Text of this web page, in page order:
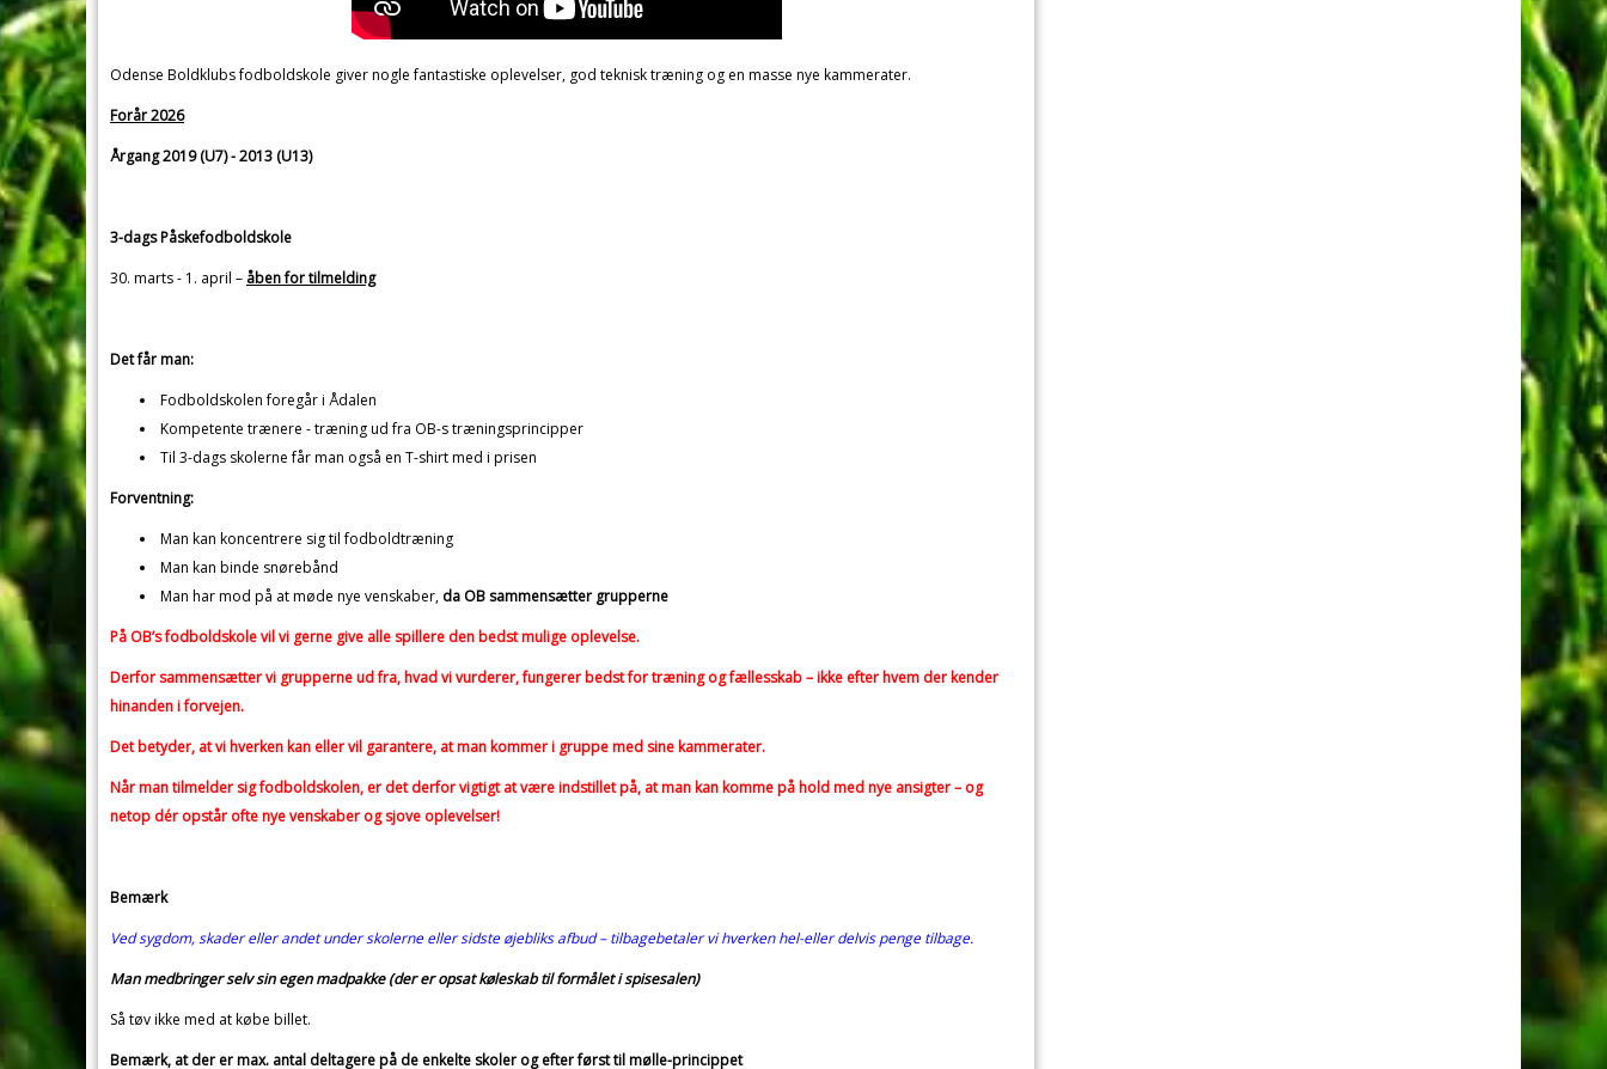
Odense Boldklubs fodboldskole giver nogle fantastiske oplevelser, god teknisk træning og en masse nye kammerater.
Forår 2026
Årgang 2019 (U7) - 2013 (U13)
3-dags Påskefodboldskole
30. marts - 1. april – åben for tilmelding
Det får man:
Fodboldskolen foregår i Ådalen
Kompetente trænere - træning ud fra OB-s træningsprincipper
Til 3-dags skolerne får man også en T-shirt med i prisen
Forventning:
Man kan koncentrere sig til fodboldtræning
Man kan binde snørebånd
Man har mod på at møde nye venskaber, da OB sammensætter grupperne
På OB’s fodboldskole vil vi gerne give alle spillere den bedst mulige oplevelse.
Derfor sammensætter vi grupperne ud fra, hvad vi vurderer, fungerer bedst for træning og fællesskab – ikke efter hvem der kender
hinanden i forvejen.
Det betyder, at vi hverken kan eller vil garantere, at man kommer i gruppe med sine kammerater.
Når man tilmelder sig fodboldskolen, er det derfor vigtigt at være indstillet på, at man kan komme på hold med nye ansigter – og
netop dér opstår ofte nye venskaber og sjove oplevelser!
Bemærk
Ved sygdom, skader eller andet under skolerne eller sidste øjebliks afbud – tilbagebetaler vi hverken hel-eller delvis penge tilbage.
Man medbringer selv sin egen madpakke (der er opsat køleskab til formålet i spisesalen)
Så tøv ikke med at købe billet.
Bemærk, at der er max. antal deltagere på de enkelte skoler og efter først til mølle-princippet